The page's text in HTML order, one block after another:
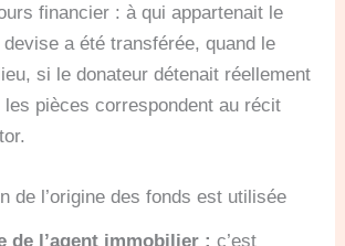
financier : à qui appartenait le
a été transférée, quand le
si le donateur détenait réellement
pièces correspondent au récit
de l’origine des fonds est utilisée
de l’agent immobilier : c’est